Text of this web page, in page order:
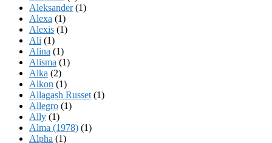
Aleksander(1)
Alexa (1)
Alexis (1)
Ali (1)
Alina (1)
Alisma (1)
Alka (2)
Alkon (1)
Allagash Russet (1)
Allegro (1)
Ally (1)
Alma (1978) (1)
Alpha (1)